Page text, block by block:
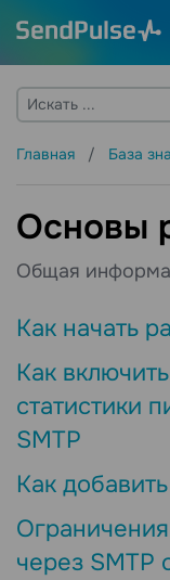
Главная База
Основы
Общая
Как начать
Как
статистики
SMTP
Как
через SMTP